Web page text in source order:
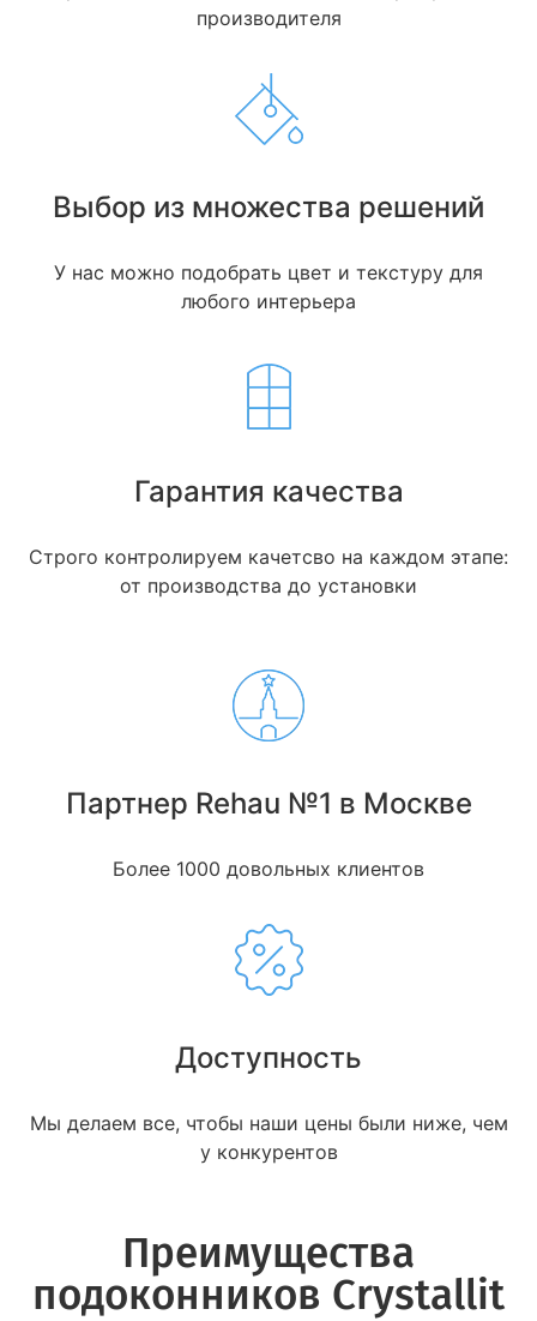
производителя
Выбор из множества решений
У нас можно подобрать цвет и текстуру для
любого интерьера
Гарантия качества
Строго контролируем качетсво на каждом этапе:
от производства до установки
Партнер Rehau №1 в Москве
Более 1000 довольных клиентов
Доступность
Мы делаем все, чтобы наши цены были ниже, чем
у конкурентов
Преимущества
подоконников Crystallit